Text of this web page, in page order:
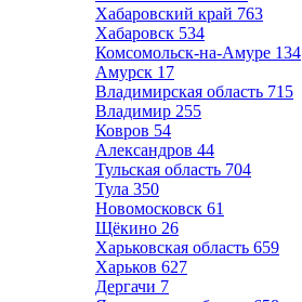
Хабаровский край 763
Хабаровск 534
Комсомольск-на-Амуре 134
Амурск 17
Владимирская область 715
Владимир 255
Ковров 54
Александров 44
Тульская область 704
Тула 350
Новомосковск 61
Щёкино 26
Харьковская область 659
Харьков 627
Дергачи 7